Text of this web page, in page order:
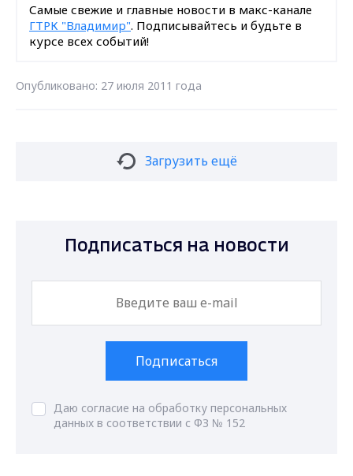
Самые свежие и главные новости в макс-канале
ГТРК "Владимир". Подписывайтесь и будьте в
курсе всех событий!
Опубликовано: 27 июля 2011 года
Загрузить ещё
Подписаться на новости
Подписаться
Даю согласие на обработку персональных
данных в соответствии с ФЗ № 152